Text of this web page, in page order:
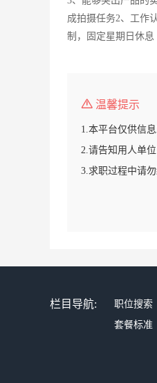
成拍摄任务2、工作
制，固定星期日休息
温馨提示
1.本平台仅供信息
2.请告知用人单
3.求职过程中请
栏目导航: 职位搜索
套餐标准